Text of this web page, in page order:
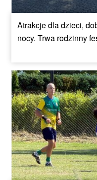
Atrakcje dla dzieci,
nocy. Trwa rodzinny